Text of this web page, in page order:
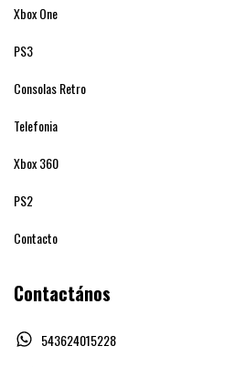
Xbox One
PS3
Consolas Retro
Telefonia
Xbox 360
PS2
Contacto
Contactános
543624015228